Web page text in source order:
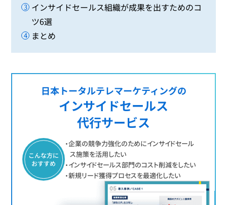
インサイドセールス組織が成果を出すためのコ
ツ6選
まとめ
日本トータルテレマーケティングの
インサイドセールス
代行サービス
こんな方に
おすすめ
・企業の競争力強化のためにインサイドセール
ス施策を活用したい
・インサイドセールス部門のコスト削減をしたい
・新規リード獲得プロセスを最適化したい